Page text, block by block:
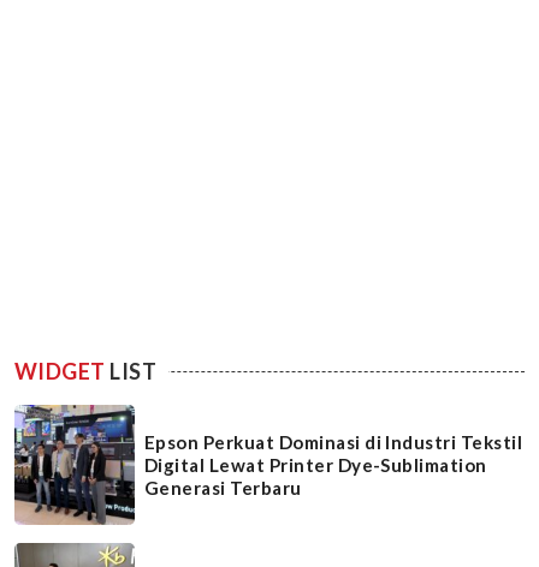
WIDGET LIST
Epson Perkuat Dominasi di Industri Tekstil
Digital Lewat Printer Dye-Sublimation
Generasi Terbaru